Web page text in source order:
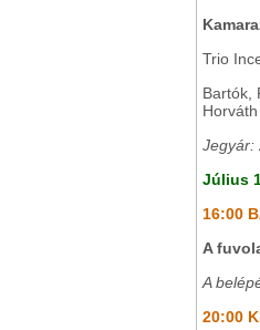
Trio
Bartók,
Jegyár:
Július
16:00
A
A
20:00